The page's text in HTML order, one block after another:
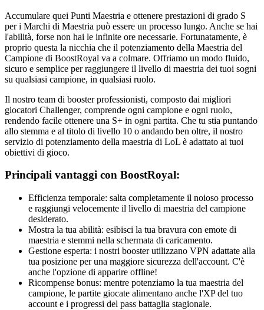
Accumulare quei Punti Maestria e ottenere prestazioni di grado S
per i Marchi di Maestria può essere un processo lungo. Anche se hai
l'abilità, forse non hai le infinite ore necessarie. Fortunatamente, è
proprio questa la nicchia che il potenziamento della Maestria del
Campione di BoostRoyal va a colmare. Offriamo un modo fluido,
sicuro e semplice per raggiungere il livello di maestria dei tuoi sogni
su qualsiasi campione, in qualsiasi ruolo.
Il nostro team di booster professionisti, composto dai migliori
giocatori Challenger, comprende ogni campione e ogni ruolo,
rendendo facile ottenere una S+ in ogni partita. Che tu stia puntando
allo stemma e al titolo di livello 10 o andando ben oltre, il nostro
servizio di potenziamento della maestria di LoL è adattato ai tuoi
obiettivi di gioco.
Principali vantaggi con BoostRoyal:
Efficienza temporale: salta completamente il noioso processo
e raggiungi velocemente il livello di maestria del campione
desiderato.
Mostra la tua abilità: esibisci la tua bravura con emote di
maestria e stemmi nella schermata di caricamento.
Gestione esperta: i nostri booster utilizzano VPN adattate alla
tua posizione per una maggiore sicurezza dell'account. C'è
anche l'opzione di apparire offline!
Ricompense bonus: mentre potenziamo la tua maestria del
campione, le partite giocate alimentano anche l'XP del tuo
account e i progressi del pass battaglia stagionale.